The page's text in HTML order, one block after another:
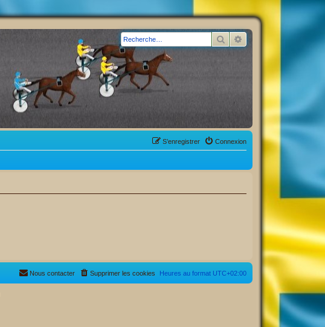
Rechercher
Connexion
S’enregistrer
Heures au format UTC+02:00
Supprimer les cookies
Nous contacter